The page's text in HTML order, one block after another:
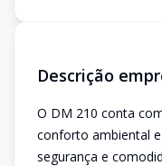
Descrição
O DM 210 conta
conforto ambiental
segurança e